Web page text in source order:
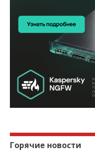
Горячие новости